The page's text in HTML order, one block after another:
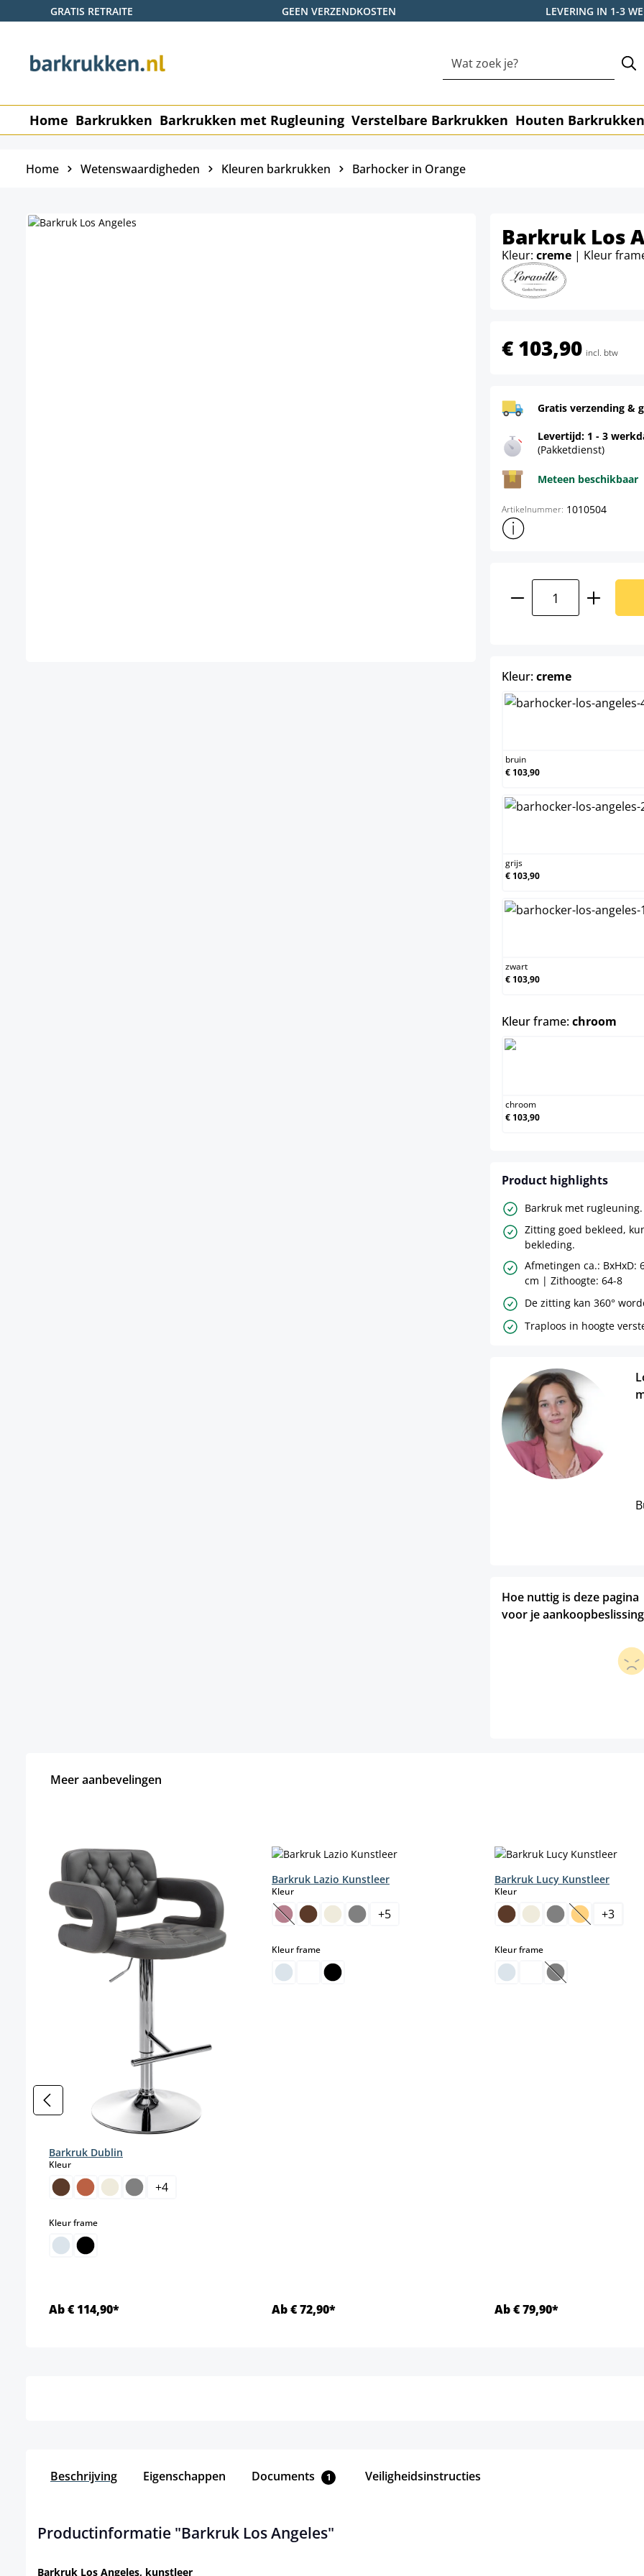
de hoofdinhoud
Ga naar de zoekopdracht
Ga naar de hoofdnavigatie
GRATIS RETRAITE GEEN VERZENDKOSTEN LEVERING IN 1-3
Home Barkrukken Barkrukken met Rugleuning Verstelbare Barkrukken Houten Barkrukken
Home Wetenswaardigheden Kleuren barkrukken Barhocker in Orange
Barkruk Los
Kleur: creme | Kleur
€ 103,90 incl. btw
Gratis verzending &
Levertijd: 1 - 3
(Pakketdienst)
Meteen beschikbaar
Artikelnummer: 1010504
Toon meer productinformatie
Kleur:cremeselect
bruin
€ 103,90
grijs
€ 103,90
zwart
€ 103,90
Kleur frame:chroom
chroom
€ 103,90
Product highlights
Barkruk met rugleuning.
Zitting goed bekleed,
bekleding.
Afmetingen ca.: BxHxD:
cm | Zithoogte: 64-8
De zitting kan 360°
Traploos in hoogte
Hoe nuttig is deze pagina
voor je
Meer aanbevelingen
Barkruk Dublin
Kleurselect
+4
Kleur frameselect
Ab € 114,90*
Barkruk Lazio Kunstleer
Kleurselect
(Deze optie is momenteel niet beschikbaar.)
+5
Kleur frameselect
Ab € 72,90*
Barkruk Lucy Kunstleer
Kleurselect
(Deze optie
+3
Kleur frameselect
(Deze optie is
Ab € 79,90*
Beschrijving Eigenschappen Documents 1 Veiligheidsinstructies
Productinformatie "Barkruk Los Angeles"
Barkruk Los Angeles, kunstleer